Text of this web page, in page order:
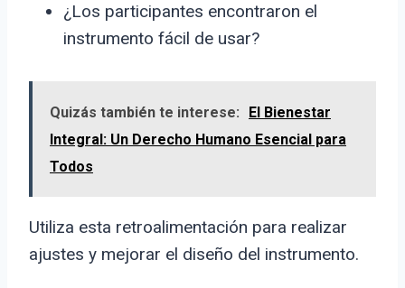
¿Los participantes encontraron el
instrumento fácil de usar?
Quizás también te interese:
El Bienestar
Integral: Un Derecho Humano Esencial para
Todos
Utiliza esta retroalimentación para realizar
ajustes y mejorar el diseño del instrumento.